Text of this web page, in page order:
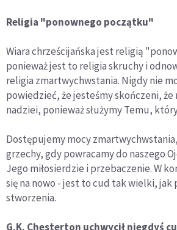
Religia "ponownego początku"
Wiara chrześcijańska jest religią
ponieważ jest to religia skruchy i
religia zmartwychwstania. Nigdy nie
powiedzieć, że jesteśmy skończeni, że
nadziei, ponieważ służymy Temu,
Dostępujemy mocy
grzechy, gdy powracamy do naszego
Jego miłosierdzie i przebaczenie. W
się na nowo - jest to cud tak wielki, jak
stworzenia.
G.K. Chesterton uchwycił niegdyś